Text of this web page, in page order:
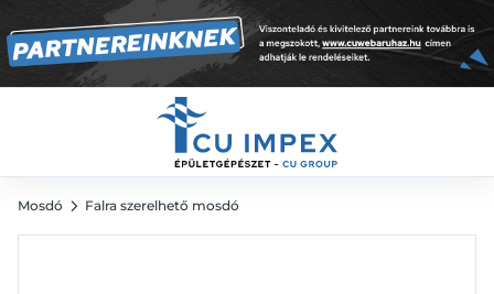
Mosdó Falra szerelhető mosdó
33 499 Ft